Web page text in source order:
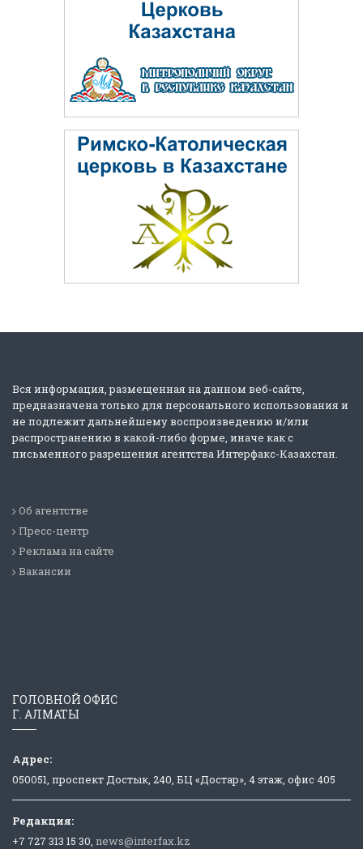
Вся информация, размещенная на данном веб-сайте,
предназначена только для персонального использования и
не подлежит дальнейшему воспроизведению и/или
распространению в какой-либо форме, иначе как с
письменного разрешения агентства Интерфакс-Казахстан.
Об агентстве
Пресс-центр
Реклама на сайте
Вакансии
ГОЛОВНОЙ ОФИС
Г. АЛМАТЫ
Адрес:
050051, проспект Достык, 240, БЦ «Достар», 4 этаж, офис 405
Редакция:
+7 727 313 15 30, news@interfax.kz